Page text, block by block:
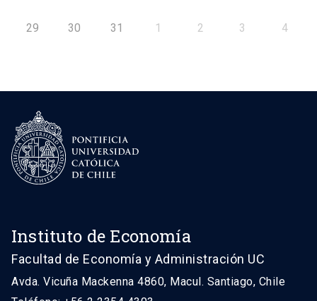
29 30 31 1 2 3 4
Instituto de Economía
Facultad de Economía y Administración UC
Avda. Vicuña Mackenna 4860, Macul. Santiago, Chile